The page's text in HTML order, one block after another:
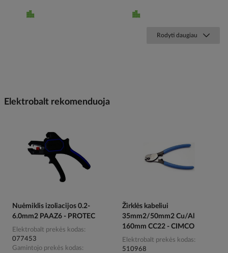
Rodyti daugiau
Elektrobalt rekomenduoja
Nuėmiklis izoliacijos 0.2-
6.0mm2 PAAZ6 - PROTEC
Elektrobalt prekės kodas
077453
Gamintojo prekės kodas
Žirklės kabeliui
35mm2/50mm2 Cu/Al
160mm CC22 - CIMCO
Elektrobalt prekės kodas
510968